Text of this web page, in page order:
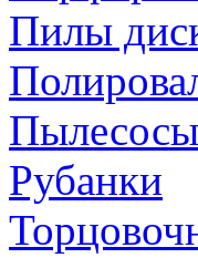
Пилы
Пылесосы
Рубанки